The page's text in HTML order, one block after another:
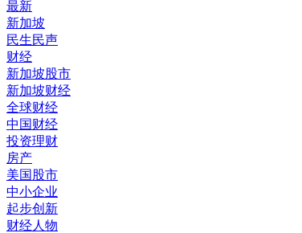
最新
新加坡
民生民声
财经
新加坡股市
新加坡财经
全球财经
中国财经
投资理财
房产
美国股市
中小企业
起步创新
财经人物